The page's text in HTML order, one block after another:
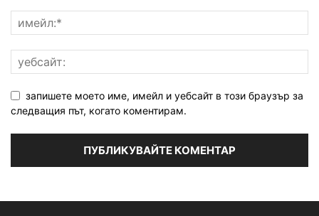
запишете моето име, имейл и уебсайт в този браузър за
следващия път, когато коментирам.